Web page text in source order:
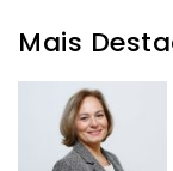
Mais